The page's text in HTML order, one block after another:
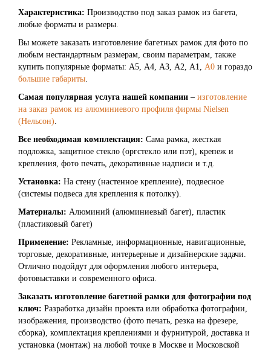
Характеристика: Производство под заказ рамок из багета,
любые форматы и размеры.
Вы можете заказать изготовление багетных рамок для фото по
любым нестандартным размерам, своим параметрам, также
купить популярные форматы: А5, А4, А3, А2, А1, А0 и гораздо
большие габариты.
Самая популярная услуга нашей компании – изготовление
на заказ рамок из алюминиевого профиля фирмы Nielsen
(Нельсон).
Все необходимая комплектация: Сама рамка, жесткая
подложка, защитное стекло (оргстекло или пэт), крепеж и
крепления, фото печать, декоративные надписи и т.д.
Установка: На стену (настенное крепление), подвесное
(системы подвеса для крепления к потолку).
Материалы: Алюминий (алюминиевый багет), пластик
(пластиковый багет)
Применение: Рекламные, информационные, навигационные,
торговые, декоративные, интерьерные и дизайнерские задачи.
Отлично подойдут для оформления любого интерьера,
фотовыставки и современного офиса.
Заказать изготовление багетной рамки для фотографии под
ключ: Разработка дизайн проекта или обработка фотографии,
изображения, производство (фото печать, резка на фрезере,
сборка), комплектация креплениями и фурнитурой, доставка и
установка (монтаж) на любой точке в Москве и Московской